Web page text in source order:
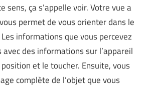
sens, ça s’appelle voir. Votre vue a
permet de vous orienter dans le
informations que vous percevez
des informations sur l’appareil
et le toucher. Ensuite, vous
complète de l’objet que vous